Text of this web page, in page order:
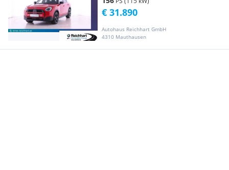
Autohaus Reichhart GmbH
4310 Mauthausen
€ 31.890